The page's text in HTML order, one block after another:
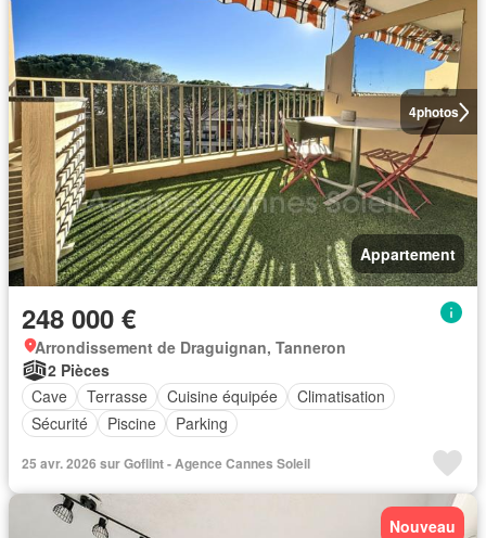
4photos
Appartement
248 000 €
Arrondissement de Draguignan, Tanneron
2 Pièces
Cave
Terrasse Cuisine équipée
Climatisation
Sécurité
Piscine Parking
25 avr. 2026 sur Goflint - Agence Cannes Soleil
Nouveau